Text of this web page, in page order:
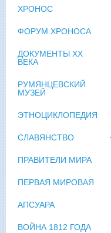
ХРОНОС
ФОРУМ ХРОНОСА
ДОКУМЕНТЫ XX
ВЕКА
РУМЯНЦЕВСКИЙ
МУЗЕЙ
ЭТНОЦИКЛОПЕДИЯ
СЛАВЯНСТВО
ПРАВИТЕЛИ МИРА
ПЕРВАЯ МИРОВАЯ
АПСУАРА
ВОЙНА 1812 ГОДА